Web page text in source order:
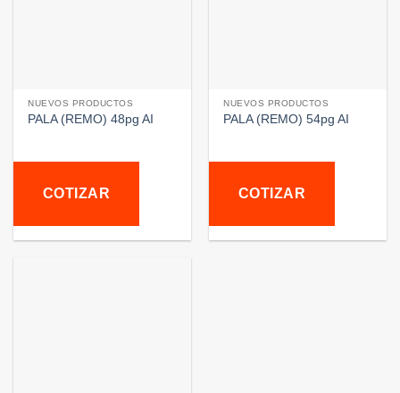
NUEVOS PRODUCTOS
PALA (REMO) 48pg AI
COTIZAR
NUEVOS PRODUCTOS
PALA (REMO) 54pg AI
COTIZAR